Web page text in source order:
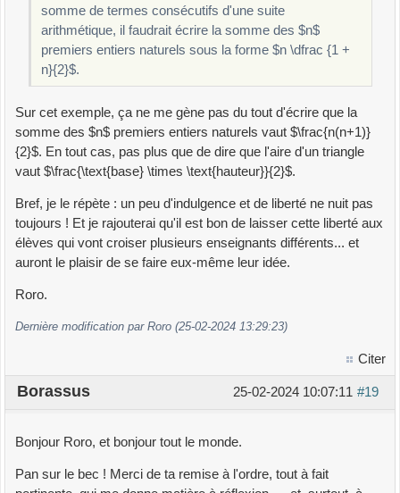
somme de termes consécutifs d'une suite
arithmétique, il faudrait écrire la somme des $n$
premiers entiers naturels sous la forme $n \dfrac {1 +
n}{2}$.
Sur cet exemple, ça ne me gène pas du tout d'écrire que la
somme des $n$ premiers entiers naturels vaut $\frac{n(n+1)}
{2}$. En tout cas, pas plus que de dire que l'aire d'un triangle
vaut $\frac{\text{base} \times \text{hauteur}}{2}$.
Bref, je le répète : un peu d'indulgence et de liberté ne nuit pas
toujours ! Et je rajouterai qu'il est bon de laisser cette liberté aux
élèves qui vont croiser plusieurs enseignants différents... et
auront le plaisir de se faire eux-même leur idée.
Roro.
Dernière modification par Roro (25-02-2024 13:29:23)
Citer
#19
25-02-2024 10:07:11
Borassus
Bonjour Roro, et bonjour tout le monde.
Pan sur le bec ! Merci de ta remise à l'ordre, tout à fait